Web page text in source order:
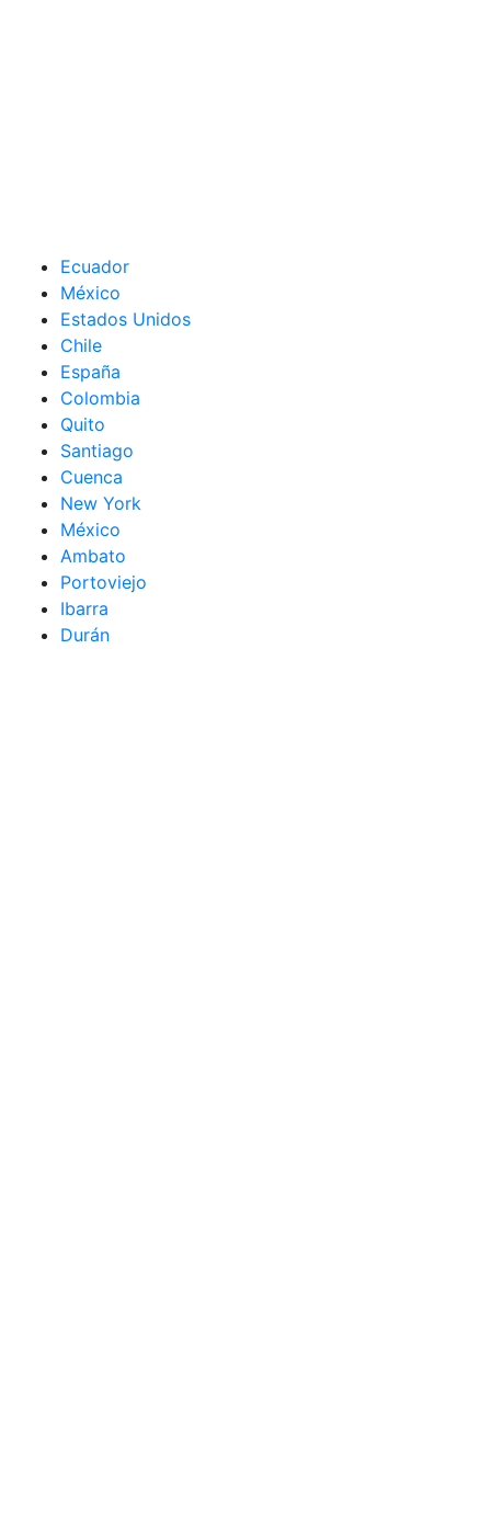
Ecuador
México
Estados Unidos
Chile
España
Colombia
Quito
Santiago
Cuenca
New York
México
Ambato
Portoviejo
Ibarra
Durán